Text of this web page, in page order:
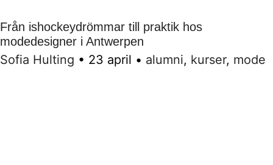
Från ishockeydrömmar till praktik hos
modedesigner i Antwerpen
Sofia Hulting • 23 april • alumni, kurser, mode